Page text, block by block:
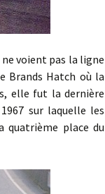
voient pas la ligne
Brands Hatch où la
elle fut la dernière
sur laquelle les
quatrième place du